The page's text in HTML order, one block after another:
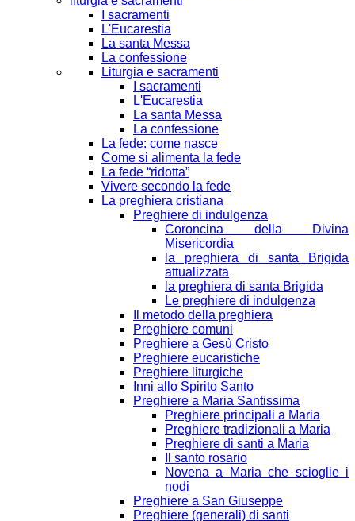
I sacramenti
L'Eucarestia
La santa Messa
La confessione
Liturgia e sacramenti
I sacramenti
L'Eucarestia
La santa Messa
La confessione
La fede: come nasce
Come si alimenta la fede
La fede “ridotta”
Vivere secondo la fede
La preghiera cristiana
Preghiere di indulgenza
Coroncina della Divina
Misericordia
la preghiera di santa Brigida
attualizzata
la preghiera di santa Brigida
Le preghiere di indulgenza
Il metodo della preghiera
Preghiere comuni
Preghiere a Gesù Cristo
Preghiere eucaristiche
Preghiere liturgiche
Inni allo Spirito Santo
Preghiere a Maria Santissima
Preghiere principali a Maria
Preghiere tradizionali a Maria
Preghiere di santi a Maria
Il santo rosario
Novena a Maria che scioglie i
nodi
Preghiere a San Giuseppe
Preghiere (generali) di santi